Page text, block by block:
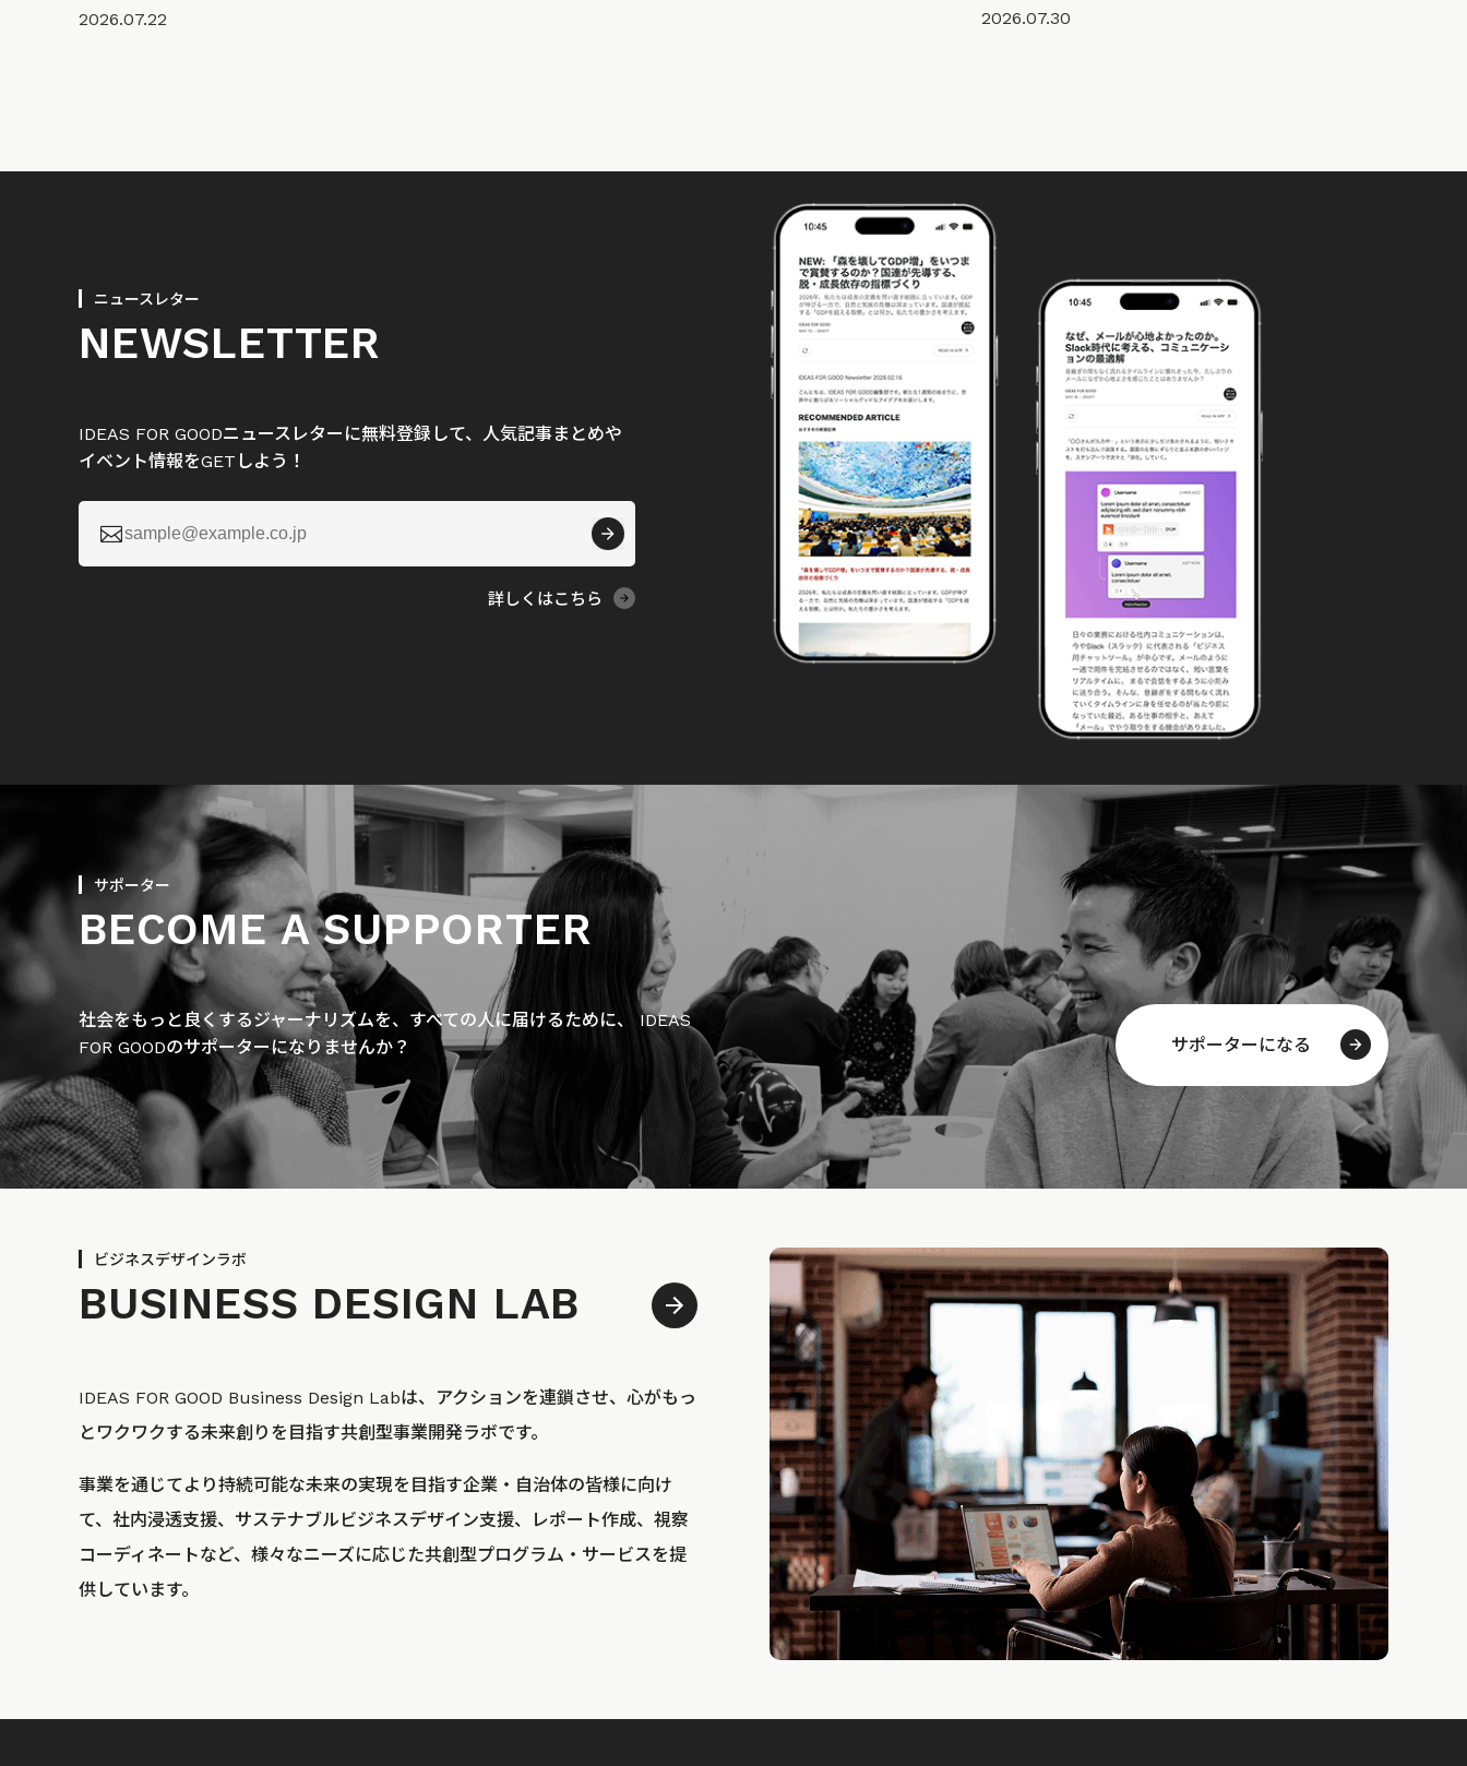
2026.07.22 2026.07.30
ニュースレター
NEWSLETTER
IDEAS FOR GOODニュースレターに無料登録して、人気記事まとめや
イベント情報をGETしよう！

詳しくはこちら
サポーター
BECOME A SUPPORTER
社会をもっと良くするジャーナリズムを、すべての人に届けるために、 IDEAS
FOR GOODのサポーターになりませんか？
サポーターになる
ビジネスデザインラボ
BUSINESS DESIGN LAB
IDEAS FOR GOOD Business Design Labは、アクションを連鎖させ、心がもっ
とワクワクする未来創りを目指す共創型事業開発ラボです。
事業を通じてより持続可能な未来の実現を目指す企業・自治体の皆様に向け
て、社内浸透支援、サステナブルビジネスデザイン支援、レポート作成、視察
コーディネートなど、様々なニーズに応じた共創型プログラム・サービスを提
供しています。